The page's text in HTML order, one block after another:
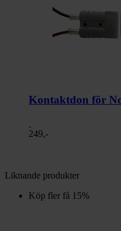
Kontaktdon för
249,-
Liknande produkter
Köp fler få 15%